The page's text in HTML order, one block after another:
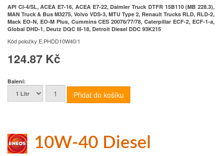
API CI-4/SL, ACEA E7-16, ACEA E7-22, Daimler Truck DTFR 15B110 (MB 228.3),
MAN Truck & Bus M3275, Volvo VDS-3, MTU Type 2, Renault Trucks RLD, RLD-2,
Mack EO-N, EO-M Plus, Cummins CES 20076/77/78, Caterpillar ECF-2, ECF-1-a,
Global DHD-1, Deutz DQC III-18, Detroit Diesel DDC 93K215
Kód položky E.PHDD10W40/1
124.87 Kč
Balení:
10W-40 Diesel